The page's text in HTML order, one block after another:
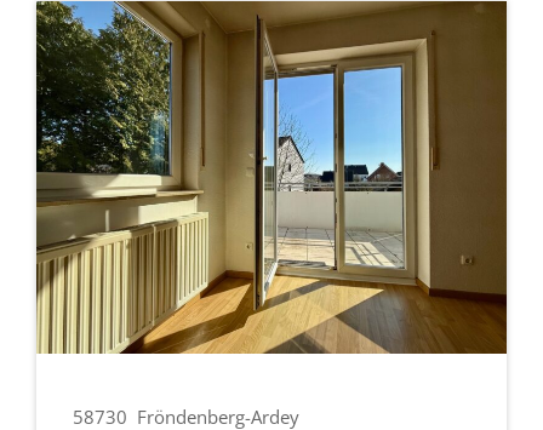
58730 Fröndenberg-Ardey